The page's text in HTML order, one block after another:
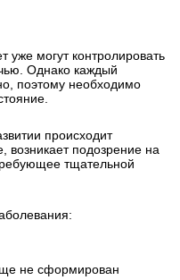
уже могут контролировать
Однако каждый
поэтому необходимо
происходит
возникает подозрение на
тщательной
не сформирован